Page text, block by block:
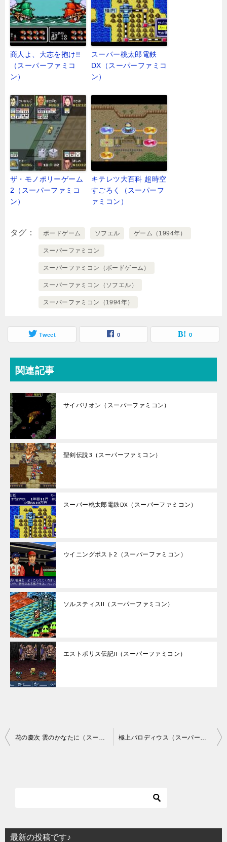
商人よ、大志を抱け!!
（スーパーファミコ
ン）
スーパー桃太郎電鉄
DX（スーパーファミコ
ン）
ザ・モノポリーゲーム
2（スーパーファミコ
ン）
キテレツ大百科 超時空
すごろく（スーパーフ
ァミコン）
タグ ボードゲーム ソフエル ゲーム（1994年）
スーパーファミコン
スーパーファミコン（ボードゲーム）
スーパーファミコン（ソフエル）
スーパーファミコン（1994年）
Tweet 0 0
関連記事
サイバリオン（スーパーファミコン）
聖剣伝説3（スーパーファミコン）
スーパー桃太郎電鉄DX（スーパーファミコン）
ウイニングポスト2（スーパーファミコン）
ソルスティスII（スーパーファミコン）
エストポリス伝記II（スーパーファミコン）
投
シ
最新の投稿です♪